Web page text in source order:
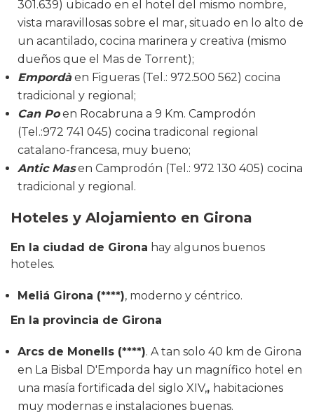
301.639) ubicado en el hotel del mismo nombre,
vista maravillosas sobre el mar, situado en lo alto de
un acantilado, cocina marinera y creativa (mismo
dueños que el Mas de Torrent);
Empordàen Figueras (Tel.: 972.500 562) cocina
tradicional y regional;
Can Poen Rocabruna a 9 Km. Camprodón
(Tel.:972 741 045) cocina tradiconal regional
catalano-francesa, muy bueno;
Antic Masen Camprodón (Tel.: 972 130 405) cocina
tradicional y regional.
Hoteles y Alojamiento en Girona
En la ciudad de Girona hay algunos buenos
hoteles.
Meliá Girona (****), moderno y céntrico.
En la provincia de Girona
Arcs de Monells (****). A tan solo 40 km de Girona
en La Bisbal D'Emporda hay un magnífico hotel en
una masía fortificada del siglo XIV,, habitaciones
muy modernas e instalaciones buenas.